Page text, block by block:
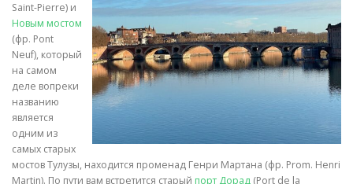
Saint-Pierre) и
Новым мостом
(фр. Pont
Neuf), который
на самом
деле вопреки
названию
является
одним из
самых старых
мостов Тулузы, находится променад Генри Мартана (фр. Prom. Henri
Martin). По пути вам встретится старый порт Дорад (Port de la